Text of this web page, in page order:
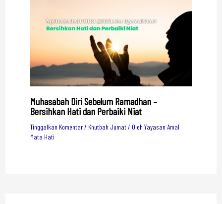
Muhasabah Diri Sebelum Ramadhan –
Bersihkan Hati dan Perbaiki Niat
Tinggalkan Komentar/ Khutbah Jumat/ Oleh Yayasan Amal
Mata Hati